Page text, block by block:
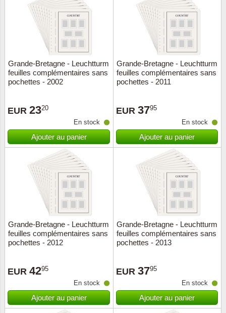
Grande-Bretagne - Leuchtturm
feuilles complémentaires sans
pochettes - 2002
EUR 2320
En stock
Ajouter au panier
Grande-Bretagne - Leuchtturm
feuilles complémentaires sans
pochettes - 2011
EUR 3795
En stock
Ajouter au panier
Grande-Bretagne - Leuchtturm
feuilles complémentaires sans
pochettes - 2012
EUR 4295
En stock
Ajouter au panier
Grande-Bretagne - Leuchtturm
feuilles complémentaires sans
pochettes - 2013
EUR 3795
En stock
Ajouter au panier